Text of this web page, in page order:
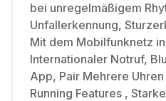
bei unregelmäßigem
Unfallerkennung,
Mit dem Mobilfunknetz
Internationaler Notruf,
App, Pair Mehrere
Running Features ,